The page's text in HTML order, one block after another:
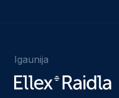
Igaunija